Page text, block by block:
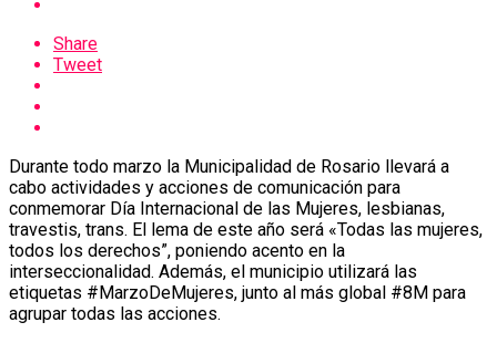
Share
Tweet
Durante todo marzo la Municipalidad de Rosario llevará a
cabo actividades y acciones de comunicación para
conmemorar Día Internacional de las Mujeres, lesbianas,
travestis, trans. El lema de este año será «Todas las mujeres,
todos los derechos”, poniendo acento en la
interseccionalidad. Además, el municipio utilizará las
etiquetas #MarzoDeMujeres, junto al más global #8M para
agrupar todas las acciones.